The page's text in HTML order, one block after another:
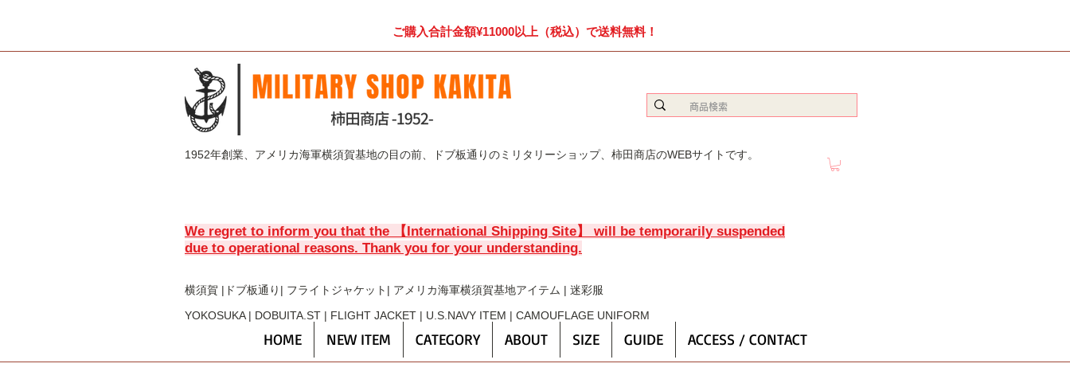
ご購入合計金額¥11000以上（税込）で送料無料！
1952年創業、アメリカ海軍横須賀基地の目の前、ドブ板通りのミリタリーショップ、柿田商店のWEBサイトです。
We regret to inform you that the 【International Shipping Site】 will be temporarily suspended
due to operational reasons. Thank you for your understanding.
横須賀 |ドブ板通り| フライト ジャケット| アメリカ海軍横須賀基地アイテム | 迷彩服
YOKOSUKA | DOBUITA.ST | FLIGHT JACKET | U.S.NAVY ITEM | CAMOUFLAGE UNIFORM
HOME NEW ITEM CATEGORY ABOUT SIZE GUIDE ACCESS / CONTACT